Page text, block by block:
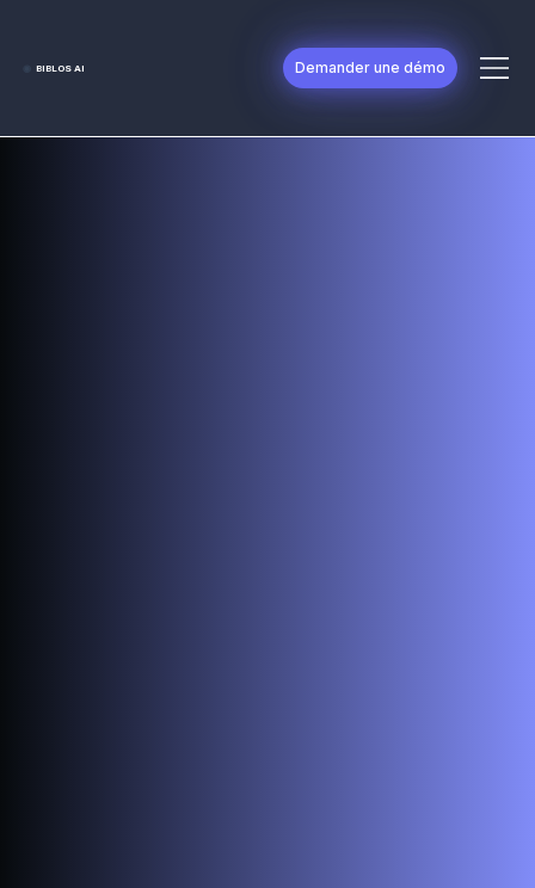
Demander une démo
BIBLOS AI